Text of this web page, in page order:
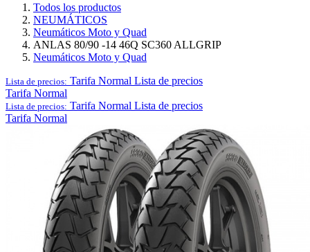
Todos los productos
NEUMÁTICOS
Neumáticos Moto y Quad
ANLAS 80/90 -14 46Q SC360 ALLGRIP
Neumáticos Moto y Quad
Lista de precios: Tarifa Normal Lista de precios
Tarifa Normal
Lista de precios: Tarifa Normal Lista de precios
Tarifa Normal